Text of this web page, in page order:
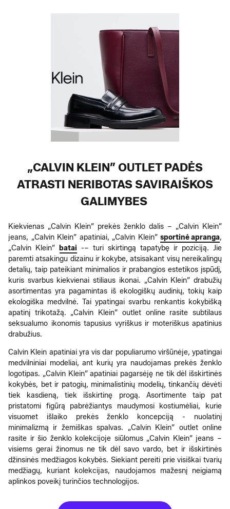
„CALVIN KLEIN” OUTLET PADĖS
ATRASTI NERIBOTAS SAVIRAIŠKOS
GALIMYBES
Kiekvienas „Calvin Klein” prekės ženklo dalis – „Calvin Klein”
jeans, „Calvin Klein” apatiniai, „Calvin Klein” sportinė apranga,
„Calvin Klein”
batai -– turi skirtingą tapatybę ir poziciją. Jie
paremti atsakingu dizainu ir kokybe, atsisakant visų nereikalingų
detalių, taip pateikiant minimalios ir prabangios estetikos įspūdį,
kuris svarbus kiekvienai stiliaus ikonai. „Calvin Klein” drabužių
asortimentas yra pagamintas iš ekologiškų audinių, tokių kaip
ekologiška medvilnė. Tai ypatingai svarbu renkantis kokybišką
apatinį trikotažą. „Calvin Klein” outlet online rasite subtilaus
seksualumo ikonomis tapusius vyriškus ir moteriškus apatinius
drabužius.
Calvin Klein apatiniai yra vis dar populiarumo viršūnėje, ypatingai
medvilniniai modeliai, ant kurių yra naudojamas prekės ženklo
logotipas. „Calvin Klein” apatiniai pagarsėję ne tik dėl išskirtinės
kokybės, bet ir patogių, minimalistinių modelių, tinkančių dėvėti
tiek kasdieną, tiek išskirtinę progą. Asortimente taip pat
pristatomi figūrą pabrėžiantys maudymosi kostiumėliai, kurie
visuomet išlaiko prekės ženklo koncepciją - nuolatinį
minimalizmą ir žemiškas spalvas. „Calvin Klein” outlet online
rasite ir šio ženklo kolekcijoje siūlomus „Calvin Klein” jeans –
visiems gerai žinomus ne tik dėl savo vardo, bet ir išskirtinės
džinsinės medžiagos kokybės. Siekiant pereiti prie visiškai tvarių
medžiagų, kuriant kolekcijas, naudojamos mažesnį neigiamą
aplinkos poveikį turinčios technologijos.